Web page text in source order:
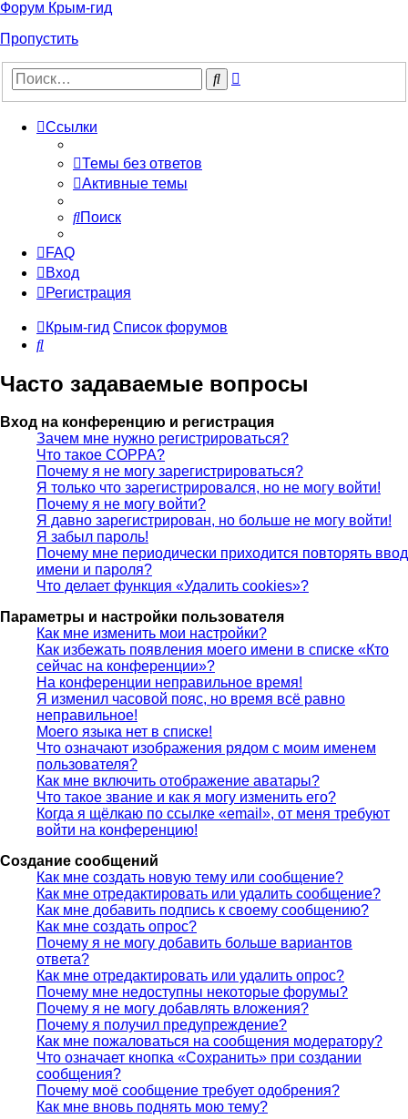
Форум Крым-гид
Пропустить
Поиск
Ссылки
Темы без ответов
Активные темы
Поиск
FAQ
Вход
Регистрация
Крым-гид Список форумов
Поиск
Часто задаваемые вопросы
Вход на конференцию и регистрация
Зачем мне нужно регистрироваться?
Что такое COPPA?
Почему я не могу зарегистрироваться?
Я только что зарегистрировался, но не могу войти!
Почему я не могу войти?
Я давно зарегистрирован, но больше не могу войти!
Я забыл пароль!
Почему мне периодически приходится повторять ввод
имени и пароля?
Что делает функция «Удалить cookies»?
Параметры и настройки пользователя
Как мне изменить мои настройки?
Как избежать появления моего имени в списке «Кто
сейчас на конференции»?
На конференции неправильное время!
Я изменил часовой пояс, но время всё равно
неправильное!
Моего языка нет в списке!
Что означают изображения рядом с моим именем
пользователя?
Как мне включить отображение аватары?
Что такое звание и как я могу изменить его?
Когда я щёлкаю по ссылке «email», от меня требуют
войти на конференцию!
Создание сообщений
Как мне создать новую тему или сообщение?
Как мне отредактировать или удалить сообщение?
Как мне добавить подпись к своему сообщению?
Как мне создать опрос?
Почему я не могу добавить больше вариантов
ответа?
Как мне отредактировать или удалить опрос?
Почему мне недоступны некоторые форумы?
Почему я не могу добавлять вложения?
Почему я получил предупреждение?
Как мне пожаловаться на сообщения модератору?
Что означает кнопка «Сохранить» при создании
сообщения?
Почему моё сообщение требует одобрения?
Как мне вновь поднять мою тему?